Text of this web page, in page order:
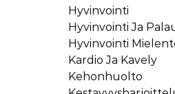
Hyvinvointi
Hyvinvointi Ja
Hyvinvointi
Kardio Ja Kavely
Kehonhuolto